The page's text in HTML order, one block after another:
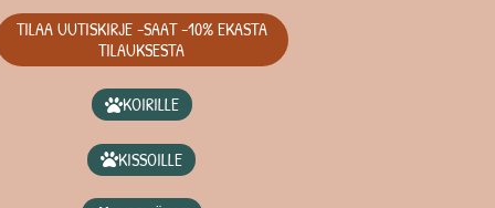
TILAA UUTISKIRJE -SAAT -10% EKASTA
TILAUKSESTA
KOIRILLE
KISSOILLE